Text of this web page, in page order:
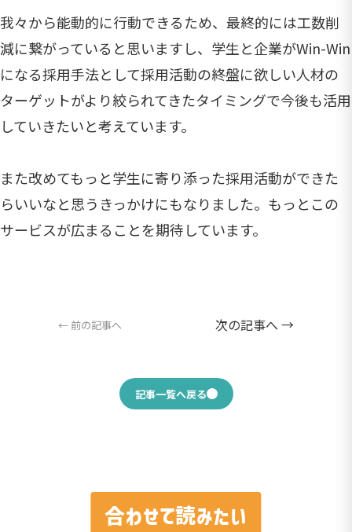
我々から能動的に行動できるため、最終的には工数削
減に繋がっていると思いますし、学生と企業がWin-Win
になる採用手法として採用活動の終盤に欲しい人材の
ターゲットがより絞られてきたタイミングで今後も活用
していきたいと考えています。
また改めてもっと学生に寄り添った採用活動ができた
らいいなと思うきっかけにもなりました。もっとこの
サービスが広まることを期待しています。
← 前の記事へ 次の記事へ →
記事一覧へ戻る
合わせて読みたい